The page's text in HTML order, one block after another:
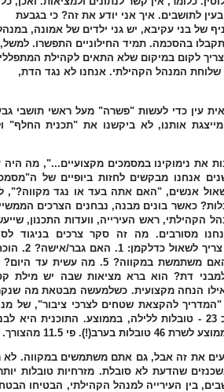
לתושבים. איך אני יודע את זה? כי בגבעת
של בני עקיבא, יש גני ילדים של אמונה,
בהסכמה. תמיד החילוניים התפשרו. למשל,
לקום במיקום שלא התאים לקהילת
שלוחת המנהל הקהילתי. אנחנו לא נגד הדת,
עין כדי לעשות "פשרה" מעל ראשי תושבי
אותנו, לא ביקשנו את "תכנית החלף"
את נימוקינו במסמכים מקצועיים...", מה היה
אנחנו מבקשים לחזות ביופיים של
אנשים, "האם אתה בעד או נגד מקווה?",
כאשר בונים מבנה, נבחנים הצרכים
הקהילתי, ראש העירייה, וועדות התכנון,
מסורבים. מה זה סקר צרכים בניגוד
פופולריות? יש בגבעת משואה כ-1100 בתי אב, צריך לשאול
מגורים בשכונה 3. גיל (הרלוונטי לטבילה) 4. האם משתמשת במקווה? 5. מה עשית
דת? הוא ברא מציאות שבה יש מילת
הנחה מקצועית. כשלמעשה מבטאת מה
להקצאת שטחים לצרכי ציבור", של
התכנון במשרד האוצר, כל בור טבילה משרת כ 23 - טובלות ללילה, בממוצע. התוכנית היא
פי 11.5 מהצורך.
את זה אבל, גם אתם משתמשים במקווה. לא
שהדעת לא סובלת. מזרחיות טובלות
בין העירייה למנהל הקהילתי, הבטיחו